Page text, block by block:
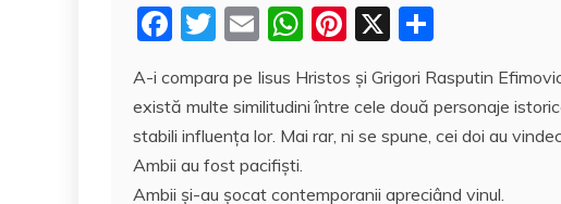
F
c
e
b
T
itt
er
E
ai
l
W
at
s
Pi
er
e
X
rt
aj
A-i compara pe Iisus Hristos şi Grigori Rasputin
există multe similitudini între cele două personaje
stabili influenţa lor. Mai rar, ni se spune, cei doi au
Ambii au fost pacifişti.
Ambii şi-au şocat contemporanii apreciând vinul.